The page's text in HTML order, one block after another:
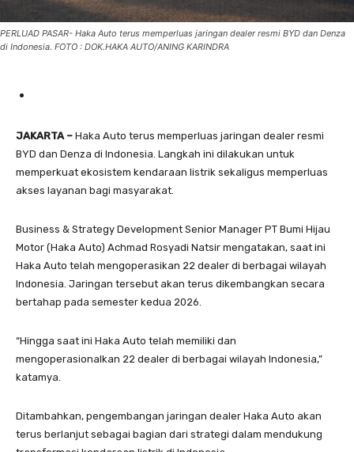
PERLUAD PASAR- Haka Auto terus memperluas jaringan dealer resmi BYD dan Denza
di Indonesia. FOTO : DOK.HAKA AUTO/ANING KARINDRA
JAKARTA – Haka Auto terus memperluas jaringan dealer resmi
BYD dan Denza di Indonesia. Langkah ini dilakukan untuk
memperkuat ekosistem kendaraan listrik sekaligus memperluas
akses layanan bagi masyarakat.
Business & Strategy Development Senior Manager PT Bumi Hijau
Motor (Haka Auto) Achmad Rosyadi Natsir mengatakan, saat ini
Haka Auto telah mengoperasikan 22 dealer di berbagai wilayah
Indonesia. Jaringan tersebut akan terus dikembangkan secara
bertahap pada semester kedua 2026.
“Hingga saat ini Haka Auto telah memiliki dan
mengoperasionalkan 22 dealer di berbagai wilayah Indonesia,”
katamya.
Ditambahkan, pengembangan jaringan dealer Haka Auto akan
terus berlanjut sebagai bagian dari strategi dalam mendukung